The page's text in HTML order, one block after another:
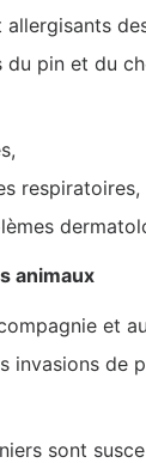
du pin et du
respiratoires,
animaux
et
invasions de
sont